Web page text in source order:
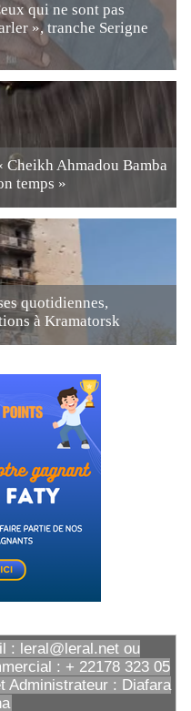
qui ne sont pas
», tranche Serigne
Cheikh Ahmadou Bamba
temps »
quotidiennes,
à Kramatorsk
: leral@leral.net ou
: + 22178 323 05
Administrateur : Diafara